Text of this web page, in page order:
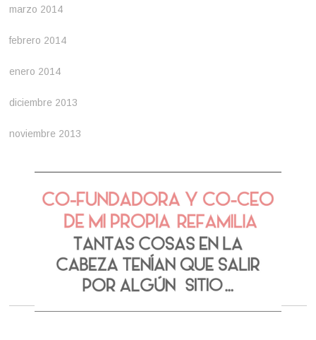
marzo 2014
febrero 2014
enero 2014
diciembre 2013
noviembre 2013